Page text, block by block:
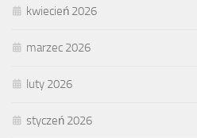
kwiecień 2026
marzec 2026
luty 2026
styczeń 2026